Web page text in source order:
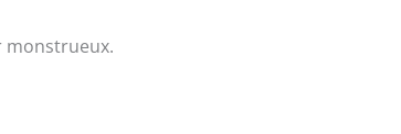
monstrueux.